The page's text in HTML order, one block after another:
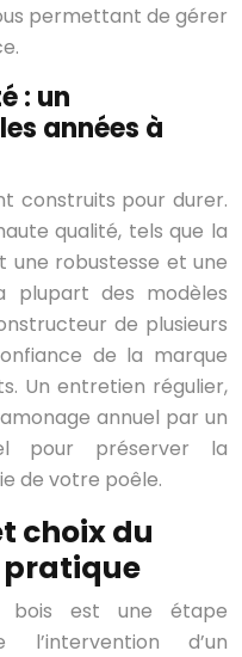
permettant de gérer
: un
années à
construits pour durer.
qualité, tels que la
une robustesse et une
plupart des modèles
de plusieurs
de la marque
Un entretien régulier,
annuel par un
pour préserver la
de votre poêle.
choix du
pratique
bois est une étape
d’un